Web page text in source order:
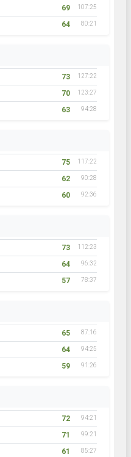
69 107:25
64 80:21
73 127:22
70 123:27
63 94:28
75 117:22
62 90:28
60 92:36
73 112:23
64 96:32
57 78:37
65 87:16
64 94:25
59 91:26
72 94:21
71 99:21
61 85:27